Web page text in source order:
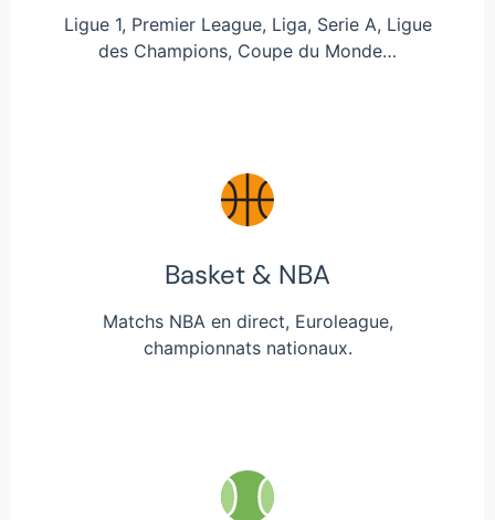
Ligue 1, Premier League, Liga, Serie A, Ligue
des Champions, Coupe du Monde…
Basket & NBA
Matchs NBA en direct, Euroleague,
championnats nationaux.